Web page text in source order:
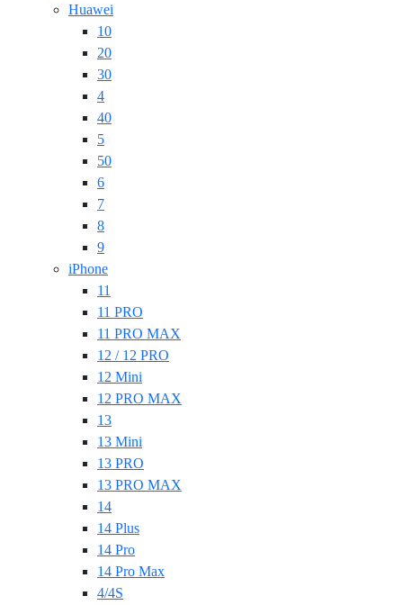
Huawei
10
20
30
4
40
5
50
6
7
8
9
iPhone
11
11 PRO
11 PRO MAX
12 / 12 PRO
12 Mini
12 PRO MAX
13
13 Mini
13 PRO
13 PRO MAX
14
14 Plus
14 Pro
14 Pro Max
4/4S